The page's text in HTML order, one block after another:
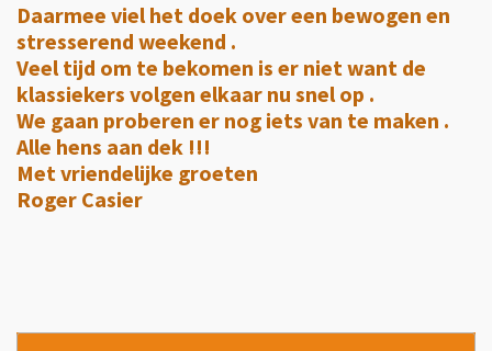
Daarmee viel het doek over een bewogen en
stresserend weekend .
Veel tijd om te bekomen is er niet want de
klassiekers volgen elkaar nu snel op .
We gaan proberen er nog iets van te maken .
Alle hens aan dek !!!
Met vriendelijke groeten
Roger Casier